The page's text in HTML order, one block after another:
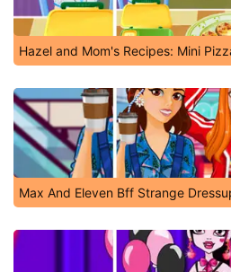
Hazel and Mom's Recipes: Mini
Max And Eleven Bff Strange